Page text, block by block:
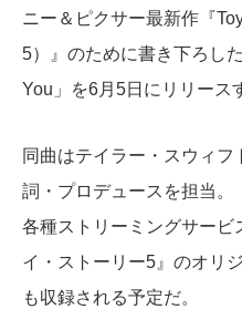
ニー＆ピクサー最新作『
5）』のために書き下ろし
You」を6月5日にリリース
同曲はテイラー・スウィフ
詞・プロデュースを担当。
各種ストリーミングサービ
イ・ストーリー5』のオリ
も収録される予定だ。